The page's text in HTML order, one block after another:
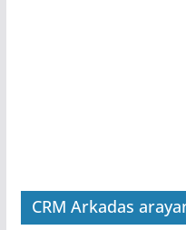
CRM Arkadas